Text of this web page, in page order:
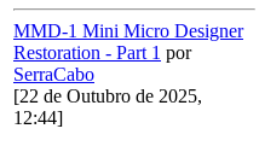
MMD-1 Mini Micro Designer
Restoration - Part 1 por
SerraCabo
[22 de Outubro de 2025,
12:44]